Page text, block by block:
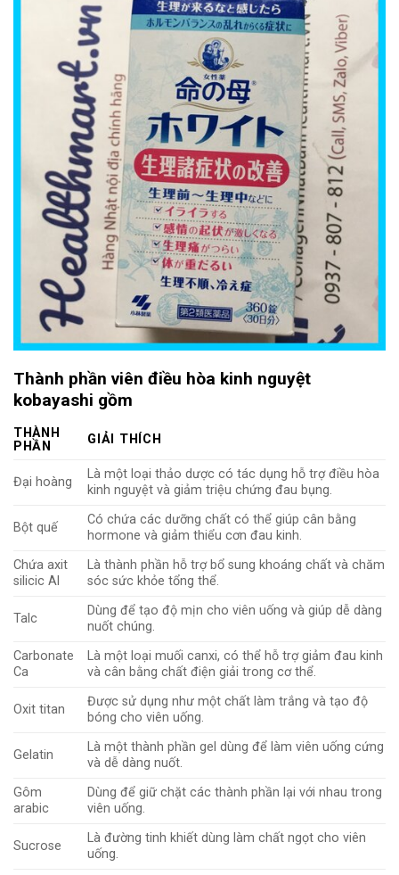
Thành phần viên điều hòa kinh nguyệt
kobayashi gồm
THÀNH
PHẦN
GIẢI THÍCH
Đại hoàng
Là một loại thảo dược có tác dụng hỗ trợ điều hòa
kinh nguyệt và giảm triệu chứng đau bụng.
Bột quế
Có chứa các dưỡng chất có thể giúp cân bằng
hormone và giảm thiểu cơn đau kinh.
Chứa axit
silicic Al
Là thành phần hỗ trợ bổ sung khoáng chất và chăm
sóc sức khỏe tổng thể.
Talc
Dùng để tạo độ mịn cho viên uống và giúp dễ dàng
nuốt chúng.
Carbonate
Ca
Là một loại muối canxi, có thể hỗ trợ giảm đau kinh
và cân bằng chất điện giải trong cơ thể.
Oxit titan
Được sử dụng như một chất làm trắng và tạo độ
bóng cho viên uống.
Gelatin
Là một thành phần gel dùng để làm viên uống cứng
và dễ dàng nuốt.
Gôm
arabic
Dùng để giữ chặt các thành phần lại với nhau trong
viên uống.
Sucrose
Là đường tinh khiết dùng làm chất ngọt cho viên
uống.